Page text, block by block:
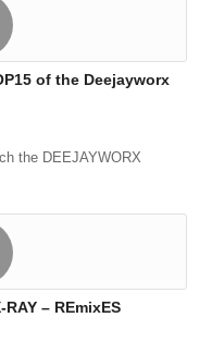
of the Deejayworx
the DEEJAYWORX
RAY – REmixES